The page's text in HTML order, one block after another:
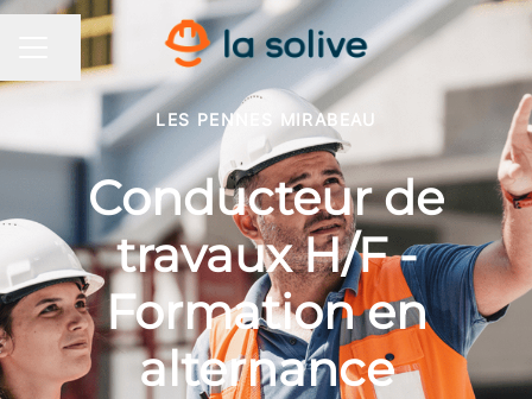
MENU CARRIÈRE
Partager la page
LES PENNES MIRABEAU
Conducteur de
travaux H/F -
Formation en
alternance